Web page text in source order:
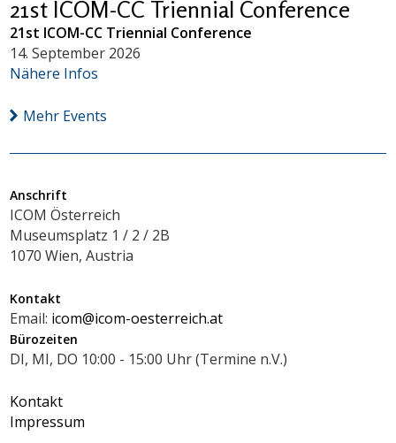
21st ICOM-CC Triennial Conference
21st ICOM-CC Triennial Conference
14. September 2026
Nähere Infos
Mehr Events
Anschrift
ICOM Österreich
Museumsplatz 1 / 2 / 2B
1070 Wien, Austria
Kontakt
Email: icom@icom-oesterreich.at
Bürozeiten
DI, MI, DO 10:00 - 15:00 Uhr (Termine n.V.)
Kontakt
Impressum